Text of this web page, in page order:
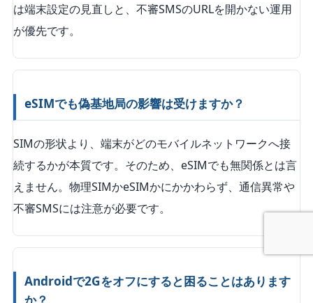
は端末設定の見直しと、不審SMSのURLを開かない運用
が優先です。
eSIMでも偽基地局の影響は受けますか？
SIMの形状より、端末がどのモバイルネットワークへ接
続するかが本質です。そのため、eSIMでも無関係とは言
えません。物理SIMかeSIMかにかかわらず、通信異常や
不審SMSには注意が必要です。
Androidで2Gをオフにすると困ることはあります
か？